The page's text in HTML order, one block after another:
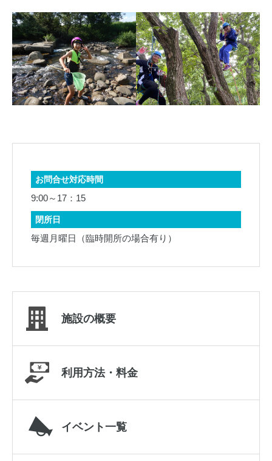
お問合せ対応時間
9:00～17：15
閉所日
毎週月曜日（臨時開所の場合有り）
施設の概要
利用方法・料金
イベント一覧